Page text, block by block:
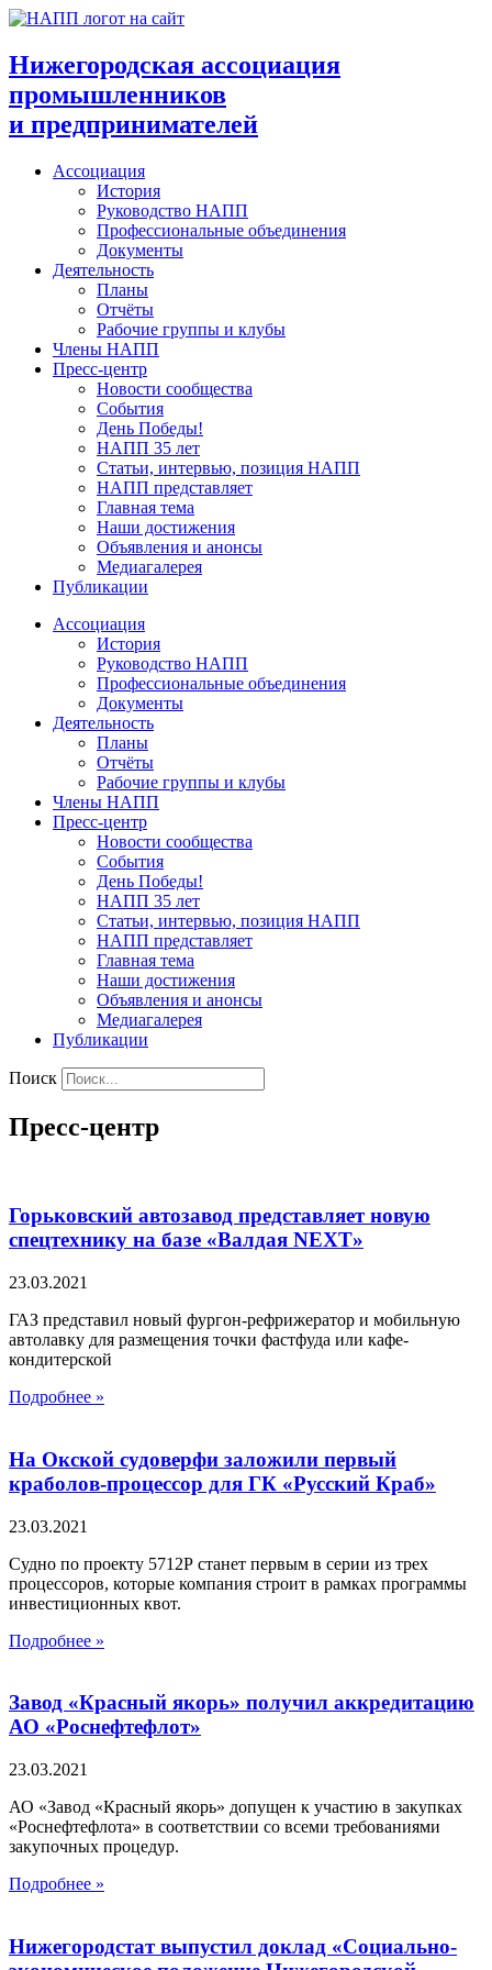
Перейти
содержимому
Нижегородская ассоциация
промышленников
и предпринимателей
Ассоциация
История
Руководство НАПП
Профессиональные объединения
Документы
Деятельность
Планы
Отчёты
Рабочие группы и клубы
Члены НАПП
Пресс-центр
Новости сообщества
События
День Победы!
НАПП 35 лет
Статьи, интервью, позиция НАПП
НАПП представляет
Главная тема
Наши достижения
Объявления и анонсы
Медиагалерея
Публикации
Ассоциация
История
Руководство НАПП
Профессиональные объединения
Документы
Деятельность
Планы
Отчёты
Рабочие группы и клубы
Члены НАПП
Пресс-центр
Новости сообщества
События
День Победы!
НАПП 35 лет
Статьи, интервью, позиция НАПП
НАПП представляет
Главная тема
Наши достижения
Объявления и анонсы
Медиагалерея
Публикации
Поиск
Пресс-центр
Горьковский автозавод представляет новую
спецтехнику на базе «Валдая NEXT»
23.03.2021
ГАЗ представил новый фургон-рефрижератор и мобильную
автолавку для размещения точки фастфуда или кафе-
кондитерской
Подробнее »
На Окской судоверфи заложили первый
краболов-процессор для ГК «Русский Краб»
23.03.2021
Судно по проекту 5712Р станет первым в серии из трех
процессоров, которые компания строит в рамках программы
инвестиционных квот.
Подробнее »
Завод «Красный якорь» получил аккредитацию
АО «Роснефтефлот»
23.03.2021
АО «Завод «Красный якорь» допущен к участию в закупках
«Роснефтефлота» в соответствии со всеми требованиями
закупочных процедур.
Подробнее »
Нижегородстат выпустил доклад «Социально-